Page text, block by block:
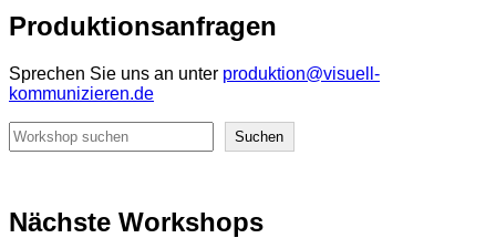
Produktionsanfragen
Sprechen Sie uns an unter produktion@visuell-
kommunizieren.de
Suchen
Suchen
Nächste Workshops